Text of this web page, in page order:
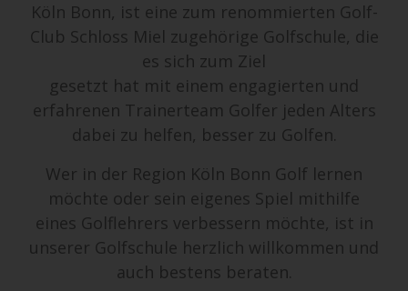
Köln Bonn, ist eine zum renommierten Golf-
Club Schloss Miel zugehörige Golfschule, die
es sich zum Ziel
gesetzt hat mit einem engagierten und
erfahrenen Trainerteam Golfer jeden Alters
dabei zu helfen, besser zu Golfen.
Wer in der Region Köln Bonn Golf lernen
möchte oder sein eigenes Spiel mithilfe
eines Golflehrers verbessern möchte, ist in
unserer Golfschule herzlich willkommen und
auch bestens beraten.